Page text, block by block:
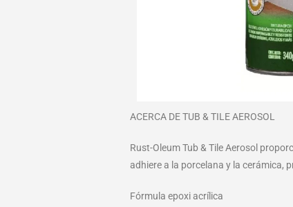
ACERCA DE TUB & TILE AEROSOL
Rust-Oleum Tub & Tile Aerosol
adhiere a la porcelana y la cerámica,
Fórmula epoxi acrílica